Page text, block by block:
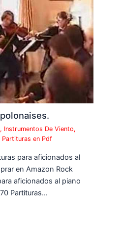
, Instrumentos De Viento,
Partituras en Pdf
para aficionados al
en Amazon Rock
aficionados al piano
Partituras…